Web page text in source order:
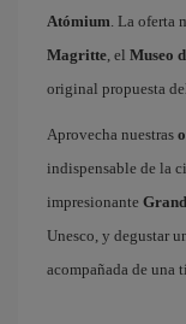
Atómium. La oferta
Magritte, el Museo
original propuesta
Aprovecha nuestras
indispensable de la
impresionante
Unesco, y degustar
acompañada de una